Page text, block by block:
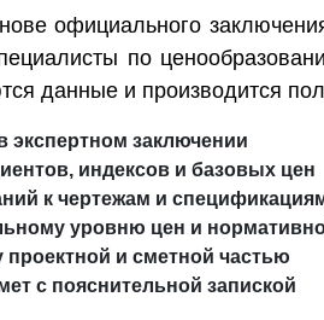
официального
по
данные и производится
экспертном заключении
индексов и базовых цен
к чертежам и
уровню цен и
проектной и сметной частью
с пояснительной запиской